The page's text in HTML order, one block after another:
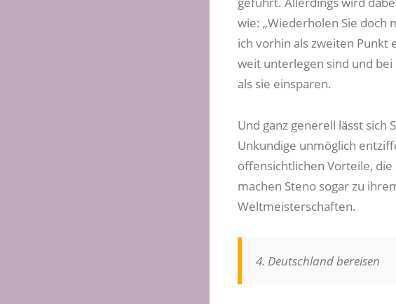
wie: „Wiederholen Sie doch
ich vorhin als zweiten Punkt
weit unterlegen sind und
als sie einsparen.
Und ganz generell lässt sich
Unkundige unmöglich
offensichtlichen Vorteile,
machen Steno sogar zu
Weltmeisterschaften.
4. Deutschland bereisen